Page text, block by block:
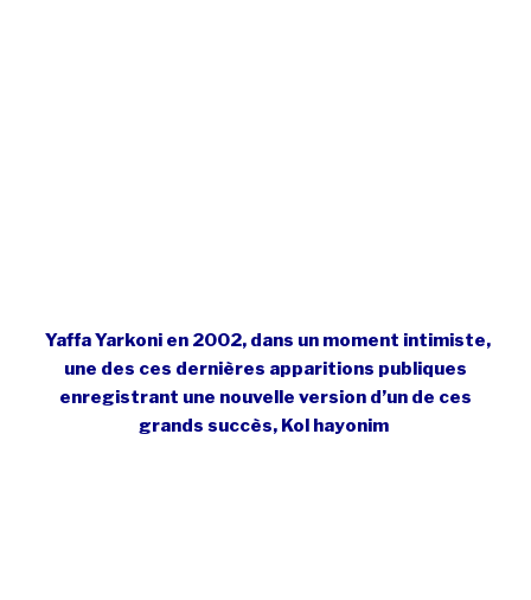
Yaffa Yarkoni en 2002, dans un moment intimiste,
une des ces dernières apparitions publiques
enregistrant une nouvelle version d’un de ces
grands succès, Kol hayonim